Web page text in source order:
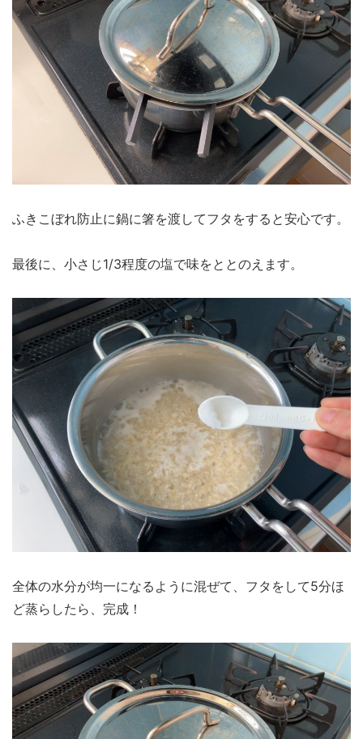
ふきこぼれ防止に鍋に箸を渡してフタをすると安心です。
最後に、小さじ1/3程度の塩で味をととのえます。
全体の水分が均一になるように混ぜて、フタをして5分ほ
ど蒸らしたら、完成！